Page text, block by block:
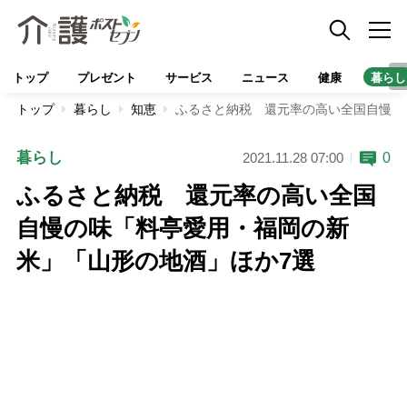
トップ プレゼント サービス ニュース 健康 暮らし
トップ 暮らし 知恵 ふるさと納税 還元率の高い全国自慢の
暮らし 2021.11.28 07:00 0
ふるさと納税 還元率の高い全国
自慢の味「料亭愛用・福岡の新
米」「山形の地酒」ほか7選